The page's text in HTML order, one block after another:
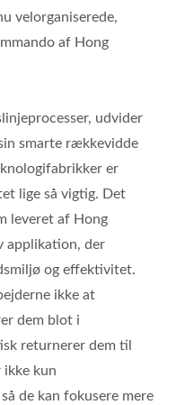
velorganiserede,
af Hong
udvider
smarte rækkevidde
er
lige så vigtig. Det
leveret af Hong
applikation, der
og effektivitet.
ikke at
dem blot i
returnerer dem til
ikke kun
de kan fokusere mere